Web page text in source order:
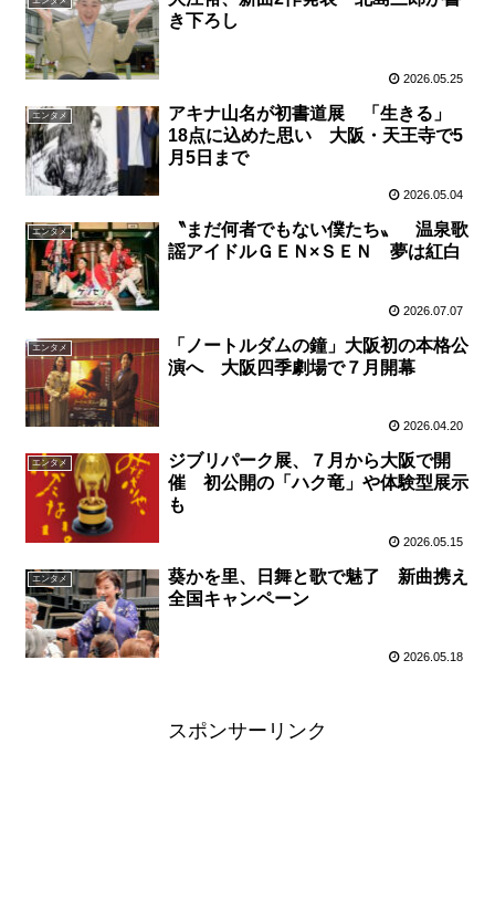
き下ろし
2026.05.25
エンタメ
アキナ山名が初書道展 「生きる」
18点に込めた思い 大阪・天王寺で5
月5日まで
2026.05.04
エンタメ
〝まだ何者でもない僕たち〟 温泉歌
謡アイドルＧＥＮ×ＳＥＮ 夢は紅白
2026.07.07
エンタメ
「ノートルダムの鐘」大阪初の本格公
演へ 大阪四季劇場で７月開幕
2026.04.20
エンタメ
ジブリパーク展、７月から大阪で開
催 初公開の「ハク竜」や体験型展示
も
2026.05.15
エンタメ
葵かを里、日舞と歌で魅了 新曲携え
全国キャンペーン
2026.05.18
スポンサーリンク